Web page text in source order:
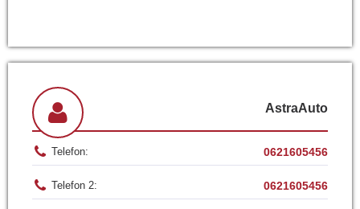
AstraAuto
Telefon: 0621605456
Telefon 2: 0621605456